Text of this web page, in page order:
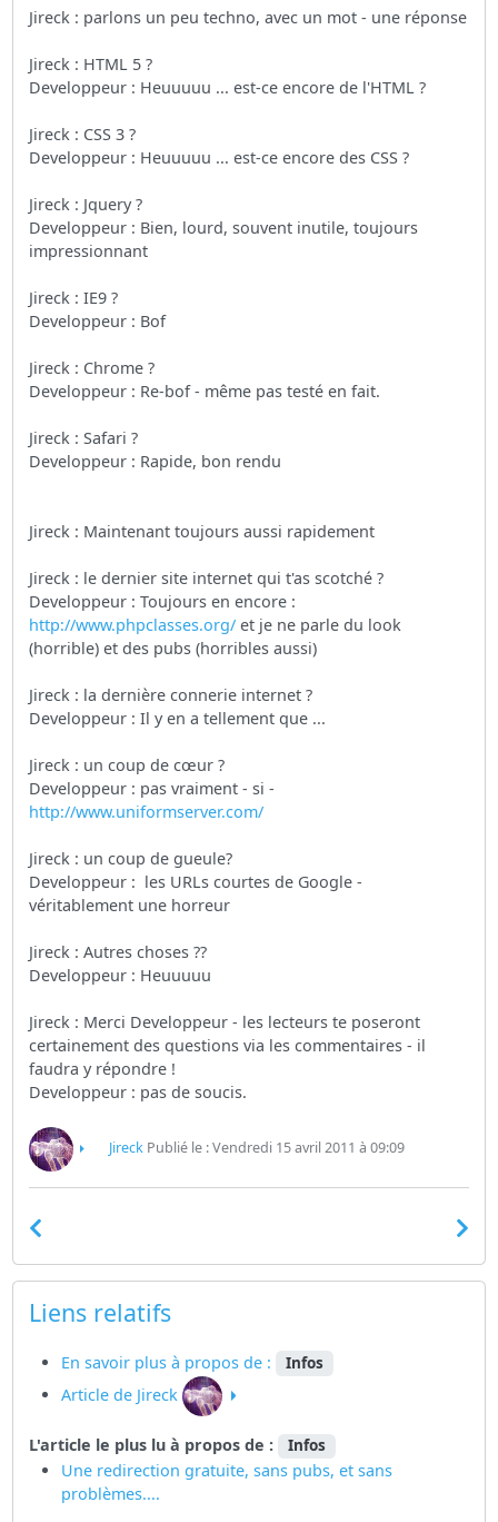
Jireck : parlons un peu techno, avec un mot - une réponse
Jireck : HTML 5 ?
Developpeur : Heuuuuu ... est-ce encore de l'HTML ?
Jireck : CSS 3 ?
Developpeur : Heuuuuu ... est-ce encore des CSS ?
Jireck : Jquery ?
Developpeur : Bien, lourd, souvent inutile, toujours
impressionnant
Jireck : IE9 ?
Developpeur : Bof
Jireck : Chrome ?
Developpeur : Re-bof - même pas testé en fait.
Jireck : Safari ?
Developpeur : Rapide, bon rendu
Jireck : Maintenant toujours aussi rapidement
Jireck : le dernier site internet qui t'as scotché ?
Developpeur : Toujours en encore :
http://www.phpclasses.org/ et je ne parle du look
(horrible) et des pubs (horribles aussi)
Jireck : la dernière connerie internet ?
Developpeur : Il y en a tellement que ...
Jireck : un coup de cœur ?
Developpeur : pas vraiment - si -
http://www.uniformserver.com/
Jireck : un coup de gueule?
Developpeur : les URLs courtes de Google -
véritablement une horreur
Jireck : Autres choses ??
Developpeur : Heuuuuu
Jireck : Merci Developpeur - les lecteurs te poseront
certainement des questions via les commentaires - il
faudra y répondre !
Developpeur : pas de soucis.
JireckPublié le : Vendredi 15 avril 2011 à 09:09
Liens relatifs
En savoir plus à propos de : Infos
Article de Jireck
L'article le plus lu à propos de : Infos
Une redirection gratuite, sans pubs, et sans
problèmes....